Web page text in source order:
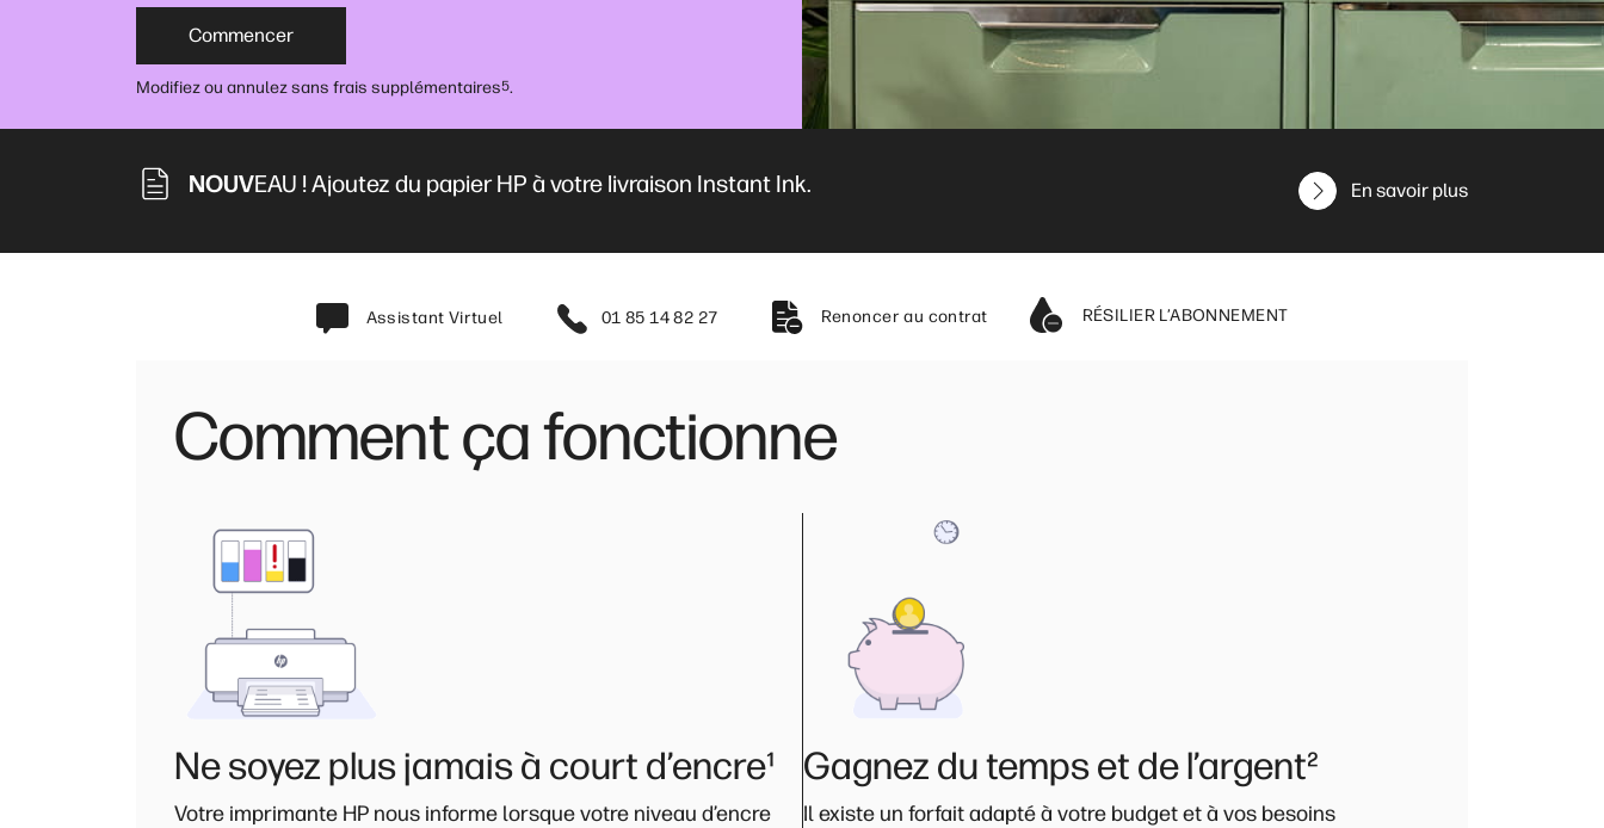
Commencer
Modifiez ou annulez sans frais supplémentaires5.
NOUVEAU ! Ajoutez du papier HP à votre livraison Instant Ink. En savoir plus
Assistant Virtuel 01 85 14 82 27 Renoncer au contrat RÉSILIER L’ABONNEMENT
Comment ça fonctionne
Ne soyez plus jamais à court d’encre¹
Votre imprimante HP nous informe lorsque votre niveau d’encre
Gagnez du temps et de l’argent²
Il existe un forfait adapté à votre budget et à vos besoins